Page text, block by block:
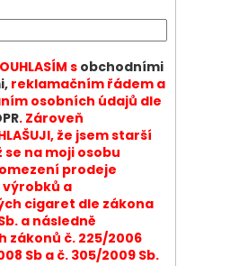
s obchodními
reklamačním řádem a
osobních údajů dle
. Zároveň
že jsem starší
se na moji osobu
prodeje
a
cigaret dle zákona
a následně
zákonů č. 225/2006
Sb a č. 305/2009 Sb.